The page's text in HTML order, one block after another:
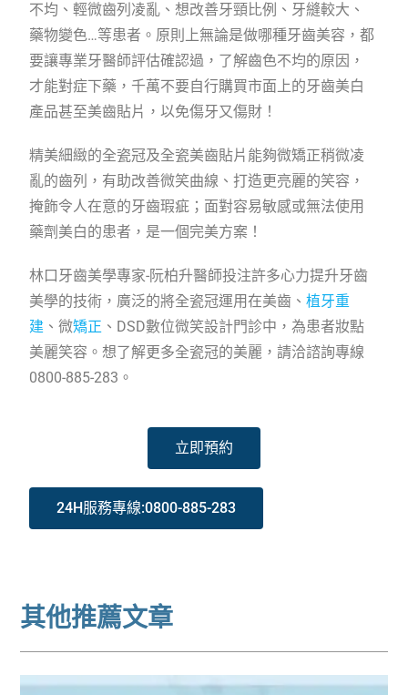
不均、輕微齒列凌亂、想改善牙頸比例、牙縫較大、
藥物變色…等患者。原則上無論是做哪種牙齒美容，都
要讓專業牙醫師評估確認過，了解齒色不均的原因，
才能對症下藥，千萬不要自行購買市面上的牙齒美白
產品甚至美齒貼片，以免傷牙又傷財！
精美細緻的全瓷冠及全瓷美齒貼片能夠微矯正稍微凌
亂的齒列，有助改善微笑曲線、打造更亮麗的笑容，
掩飾令人在意的牙齒瑕疵；面對容易敏感或無法使用
藥劑美白的患者，是一個完美方案！
林口牙齒美學專家-阮柏升醫師投注許多心力提升牙齒
美學的技術，廣泛的將全瓷冠運用在美齒、植牙重
建 、微矯正 、DSD數位微笑設計門診中，為患者妝點
美麗笑容。想了解更多全瓷冠的美麗，請洽諮詢專線
0800-885-283。
立即預約
24H服務專線:0800-885-283
其他推薦文章